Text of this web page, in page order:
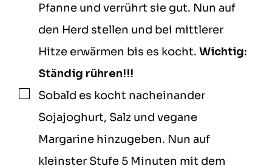
Pfanne und verrührt sie gut. Nun auf
den Herd stellen und bei mittlerer
Hitze erwärmen bis es kocht.Wichtig:
Ständig rühren!!!
▢
Sobald es kocht nacheinander
Sojajoghurt, Salz und vegane
Margarine hinzugeben. Nun auf
kleinster Stufe 5 Minuten mit dem